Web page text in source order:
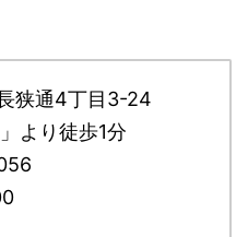
狭通4丁目3-24
より徒歩1分